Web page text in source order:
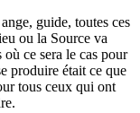
guide, toutes ces
ou la Source va
ce sera le cas pour
produire était ce que
tous ceux qui ont